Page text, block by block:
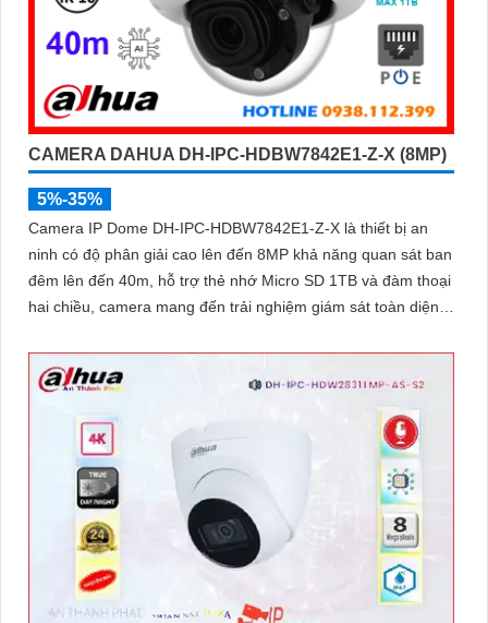
CAMERA DAHUA DH-IPC-HDBW7842E1-Z-X (8MP)
5%-35%
Camera IP Dome DH-IPC-HDBW7842E1-Z-X là thiết bị an
ninh có độ phân giải cao lên đến 8MP khả năng quan sát ban
đêm lên đến 40m, hỗ trợ thẻ nhớ Micro SD 1TB và đàm thoại
hai chiều, camera mang đến trải nghiệm giám sát toàn diện.
mặt và đếm người giúp nâng cao hiệu quả quản lý và an ninh
cho mọi không gian trong nhà